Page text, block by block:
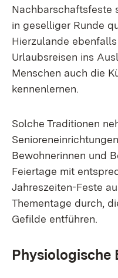
Nachbarschaftsfeste
in geselliger Runde
Hierzulande
Urlaubsreisen ins
Menschen auch die
kennenlernen.
Solche Traditionen
Bewohnerinnen und
Feiertage mit
Jahreszeiten-Feste
Thementage durch,
Gefilde entführen.
Physiologische